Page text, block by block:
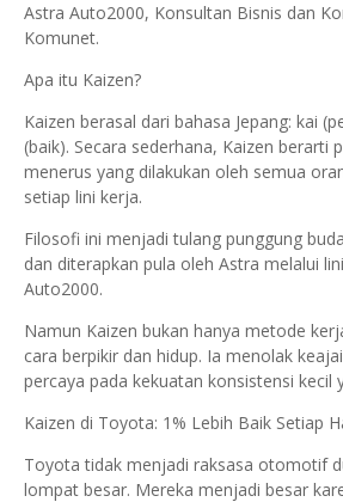
Astra Auto2000, Konsultan Bisnis dan
Komunet.
Apa itu Kaizen?
Kaizen berasal dari bahasa Jepang: kai
(baik). Secara sederhana, Kaizen berarti
menerus yang dilakukan oleh semua
setiap lini kerja.
Filosofi ini menjadi tulang punggung
dan diterapkan pula oleh Astra melalui
Auto2000.
Namun Kaizen bukan hanya metode
cara berpikir dan hidup. Ia menolak
percaya pada kekuatan konsistensi kecil
Kaizen di Toyota: 1% Lebih Baik Setiap
Toyota tidak menjadi raksasa otomotif
lompat besar. Mereka menjadi besar